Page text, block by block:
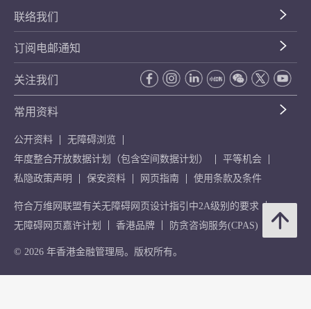
联络我们
订阅电邮通知
关注我们
常用资料
公开资料
无障碍浏览
年度整合开放数据计划（包含空间数据计划）
平等机会
私隐政策声明
保安资料 网页指南 使用条款及条件
符合万维网联盟有关无障碍网页设计指引中2A级别的要求
无障碍网页嘉许计划
香港品牌 防贪咨询服务(CPAS)
© 2026 年香港金融管理局。版权所有。